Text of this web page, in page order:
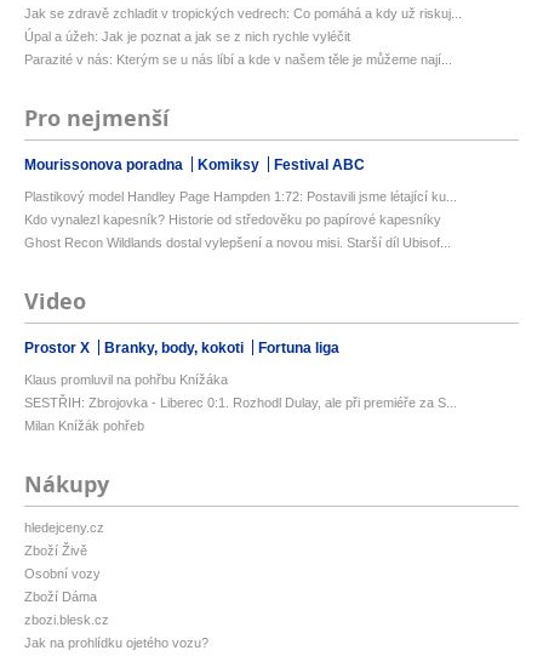
Jak se zdravě zchladit v tropických vedrech: Co pomáhá a kdy už riskuj...
Úpal a úžeh: Jak je poznat a jak se z nich rychle vyléčit
Parazité v nás: Kterým se u nás líbí a kde v našem těle je můžeme nají...
Pro nejmenší
Mourissonova poradna Komiksy Festival ABC
Plastikový model Handley Page Hampden 1:72: Postavili jsme létající ku...
Kdo vynalezl kapesník? Historie od středověku po papírové kapesníky
Ghost Recon Wildlands dostal vylepšení a novou misi. Starší díl Ubisof...
Video
Prostor X Branky, body, kokoti Fortuna liga
Klaus promluvil na pohřbu Knížáka
SESTŘIH: Zbrojovka - Liberec 0:1. Rozhodl Dulay, ale při premiéře za S...
Milan Knížák pohřeb
Nákupy
hledejceny.cz
Zboží Živě
Osobní vozy
Zboží Dáma
zbozi.blesk.cz
Jak na prohlídku ojetého vozu?